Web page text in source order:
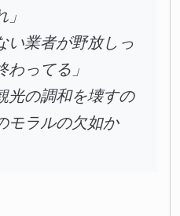
い業者が野放しっ
わってる」
光の調和を壊すの
モラルの欠如か